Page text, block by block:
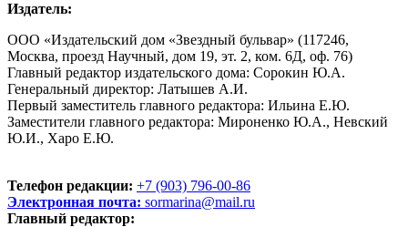
Издатель:
ООО «Издательский дом «Звездный бульвар» (117246,
Москва, проезд Научный, дом 19, эт. 2, ком. 6Д, оф. 76)
Главный редактор издательского дома: Сорокин Ю.А.
Генеральный директор: Латышев А.И.
Первый заместитель главного редактора: Ильина Е.Ю.
Заместители главного редактора: Мироненко Ю.А., Невский
Ю.И., Харо Е.Ю.
Телефон редакции: +7 (903) 796-00-86
Электронная почта: sormarina@mail.ru
Главный редактор: